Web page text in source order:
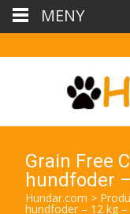
Grain Free
hundfoder
Hundar.com >
hundfoder – 12 kg –
MENY